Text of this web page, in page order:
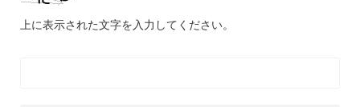
上に表示された文字を入力してください。